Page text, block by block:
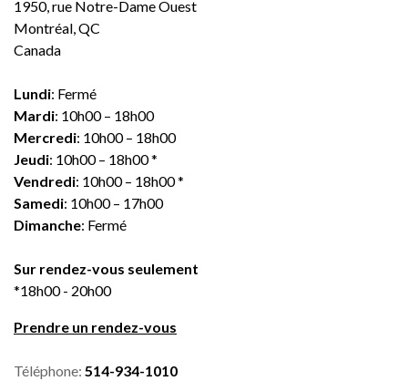
1950, rue Notre-Dame Ouest
Montréal, QC
Canada
Lundi: Fermé
Mardi: 10h00 – 18h00
Mercredi: 10h00 – 18h00
Jeudi: 10h00 – 18h00 *
Vendredi: 10h00 – 18h00 *
Samedi: 10h00 – 17h00
Dimanche: Fermé
Sur rendez-vous seulement
*18h00 - 20h00
Prendre un rendez-vous
Téléphone: 514-934-1010